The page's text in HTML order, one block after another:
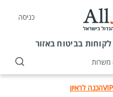
כניסה
בביטוח באזור
הכנה לראיון